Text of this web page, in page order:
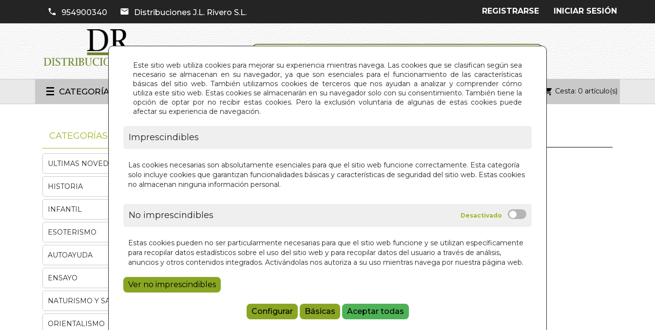
Este sitio web utiliza cookies para mejorar su experiencia mientras navega. Las cookies que se clasifican según sea
necesario se almacenan en su navegador, ya que son esenciales para el funcionamiento de las características
básicas del sitio web. También utilizamos cookies de terceros que nos ayudan a analizar y comprender cómo
utiliza este sitio web. Estas cookies se almacenarán en su navegador solo con su consentimiento. También tiene la
opción de optar por no recibir estas cookies. Pero la exclusión voluntaria de algunas de estas cookies puede
afectar su experiencia de navegación.
Imprescindibles
Las cookies necesarias son absolutamente esenciales para que el sitio web funcione correctamente. Esta categoría
solo incluye cookies que garantizan funcionalidades básicas y características de seguridad del sitio web. Estas cookies
no almacenan ninguna información personal.
No imprescindibles
Estas cookies pueden no ser particularmente necesarias para que el sitio web funcione y se utilizan específicamente
para recopilar datos estadísticos sobre el uso del sitio web y para recopilar datos del usuario a través de análisis,
anuncios y otros contenidos integrados. Activándolas nos autoriza a su uso mientras navega por nuestra página web.
Ver no imprescindibles
Configurar Básicas Aceptar todas
954900340 Distribuciones J.L. Rivero S.L. INICIAR SESIÓN
REGISTRARSE
CATEGORÍAS INICIO QUIÉNES SOMOS CONTACTO Cesta: 0 artículo(s)
CURACION CON ENZIMAS
VV.AA.
Añadir a la cesta
CATEGORÍAS
ULTIMAS NOVEDADES
HISTORIA
INFANTIL
ESOTERISMO
AUTOAYUDA
ENSAYO
NATURISMO Y SALUD
ORIENTALISMO